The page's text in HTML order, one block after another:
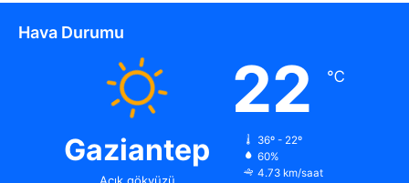
Hava Durumu
Gaziantep
22 ℃
36º - 22º
60%
4.73 km/saat